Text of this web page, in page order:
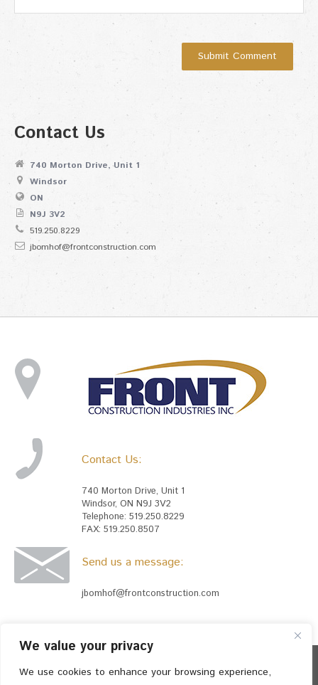
We value your privacy
We use cookies to enhance your browsing experience,
Contact Us
740 Morton Drive, Unit 1
Windsor
ON
N9J 3V2
519.250.8229
jbomhof@frontconstruction.com
Contact Us:
740 Morton Drive, Unit 1
Windsor, ON N9J 3V2
Telephone: 519.250.8229
FAX: 519.250.8507
Send us a message:
jbomhof@frontconstruction.com